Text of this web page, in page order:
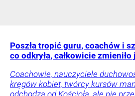
Poszła tropić guru, coachów i
co odkryła, całkowicie
Coachowie, nauczyciele
kręgów kobiet, twórcy kursów